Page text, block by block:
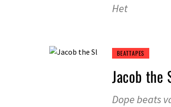
Het
BEATTAPES
Jacob the
Dope beats